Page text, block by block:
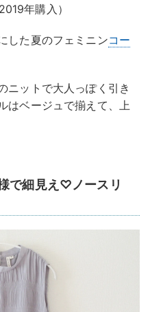
年購入）
した夏のフェミニンコー
ニットで大人っぽく引き
はベージュで揃えて、上
で細見え♡ノースリ